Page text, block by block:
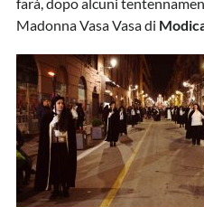
Madonna Vasa Vasa di